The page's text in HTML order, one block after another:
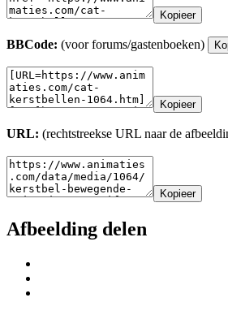
Kopieer
BBCode: (voor forums/gastenboeken)
Kopieer
URL: (rechtstreekse URL naar de
Kopieer
Afbeelding delen